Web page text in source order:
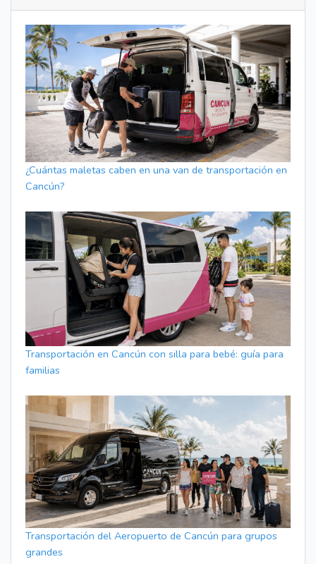
¿Cuántas maletas caben en una van de transportación en
Cancún?
Transportación en Cancún con silla para bebé: guía para
familias
Transportación del Aeropuerto de Cancún para grupos
grandes